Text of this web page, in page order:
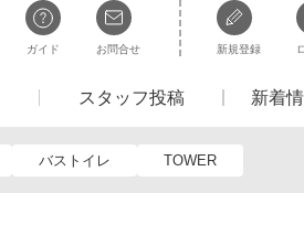
ガイド お問合せ 新規登録
スタッフ投稿 新着
バストイレ TOWER